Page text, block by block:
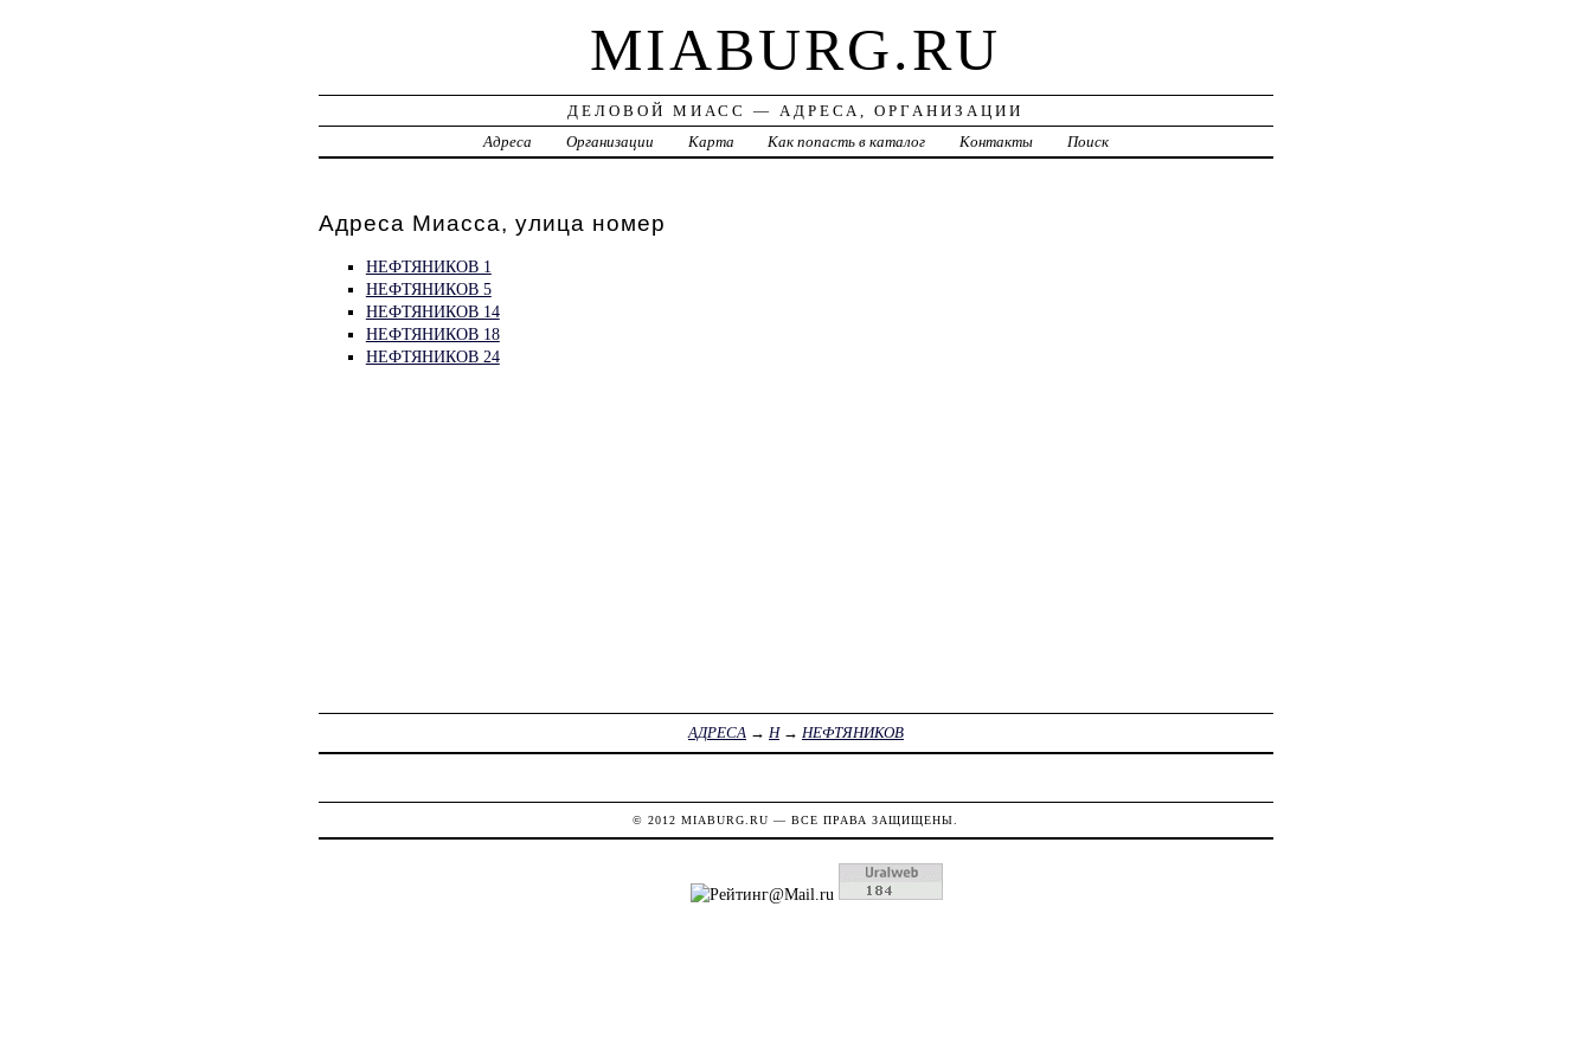
MIABURG.RU
ДЕЛОВОЙ МИАСС — АДРЕСА, ОРГАНИЗАЦИИ
Адреса
Организации Карта Как попасть в каталог Контакты Поиск
Адреса Миасса, улица номер
НЕФТЯНИКОВ 1
НЕФТЯНИКОВ 5
НЕФТЯНИКОВ 14
НЕФТЯНИКОВ 18
НЕФТЯНИКОВ 24
АДРЕСА→ Н→ НЕФТЯНИКОВ
© 2012MIABURG.RU — ВСЕ ПРАВА ЗАЩИЩЕНЫ.